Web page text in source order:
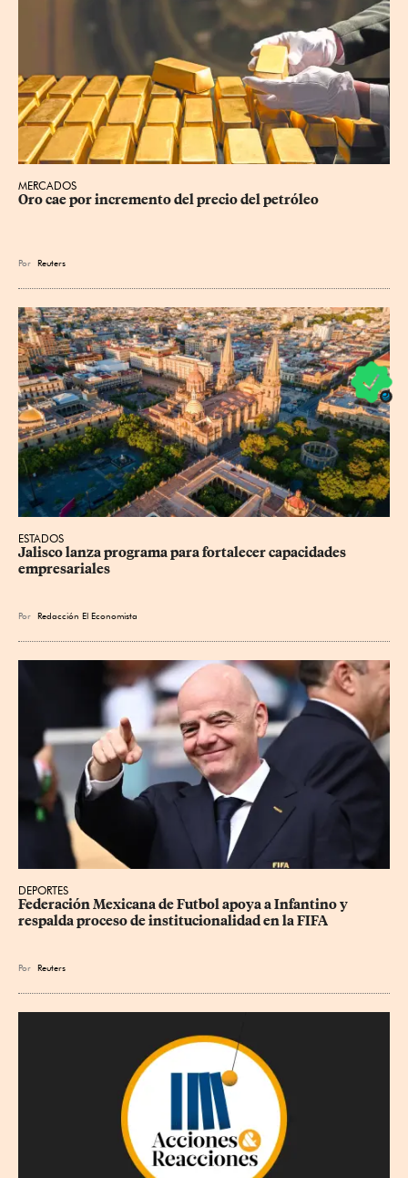
MERCADOS
Oro cae por incremento del precio del petróleo
Por Reuters
ESTADOS
Jalisco lanza programa para fortalecer capacidades
empresariales
Por Redacción El Economista
DEPORTES
Federación Mexicana de Futbol apoya a Infantino y
respalda proceso de institucionalidad en la FIFA
Por Reuters